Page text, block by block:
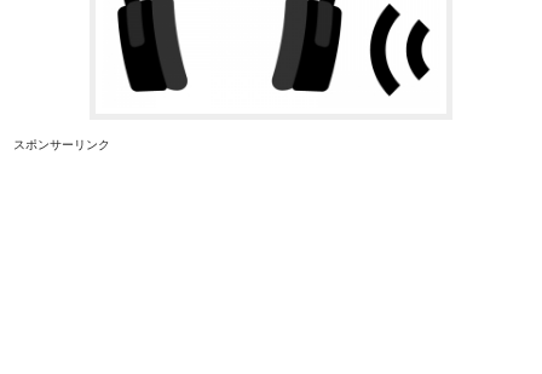
スポンサーリンク